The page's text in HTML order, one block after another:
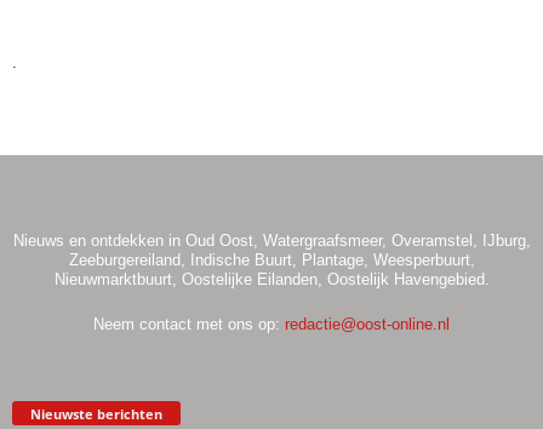
Nieuws en ontdekken in Oud Oost, Watergraafsmeer, Overamstel, IJburg,
Zeeburgereiland, Indische Buurt, Plantage, Weesperbuurt,
Nieuwmarktbuurt, Oostelijke Eilanden, Oostelijk Havengebied.
Neem contact met ons op: redactie@oost-online.nl
Nieuwste berichten